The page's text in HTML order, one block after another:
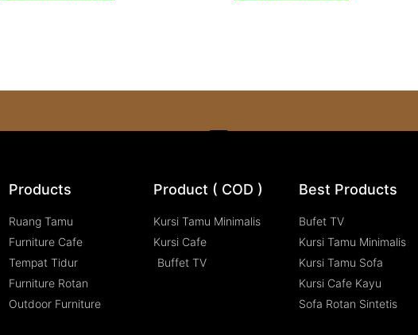
Products
Ruang Tamu
Furniture Cafe
Tempat Tidur
Furniture Rotan
Outdoor Furniture
Product ( COD )
Kursi Tamu Minimalis
Kursi Cafe
Buffet TV
Best Products
Bufet TV
Kursi Tamu Minimalis
Kursi Tamu Sofa
Kursi Cafe Kayu
Sofa Rotan Sintetis